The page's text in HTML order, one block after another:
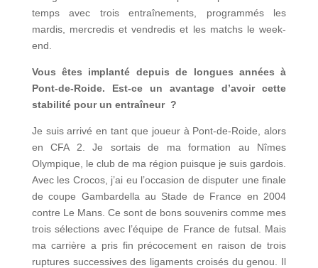
temps avec trois entraînements, programmés les
mardis, mercredis et vendredis et les matchs le week-
end.
Vous êtes implanté depuis de longues années à
Pont-de-Roide. Est-ce un avantage d’avoir cette
stabilité pour un entraîneur ?
Je suis arrivé en tant que joueur à Pont-de-Roide, alors
en CFA 2. Je sortais de ma formation au Nîmes
Olympique, le club de ma région puisque je suis gardois.
Avec les Crocos, j’ai eu l’occasion de disputer une finale
de coupe Gambardella au Stade de France en 2004
contre Le Mans. Ce sont de bons souvenirs comme mes
trois sélections avec l’équipe de France de futsal. Mais
ma carrière a pris fin précocement en raison de trois
ruptures successives des ligaments croisés du genou. Il